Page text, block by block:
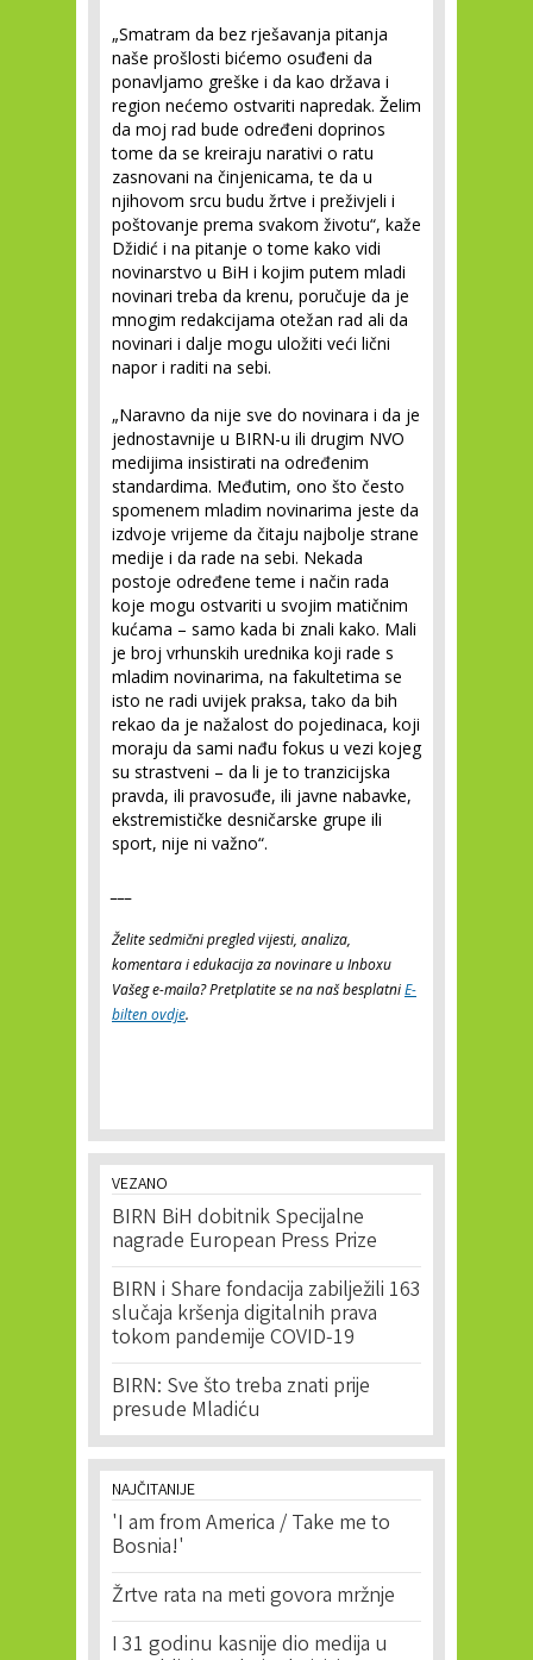
„Smatram da bez rješavanja pitanja
naše prošlosti bićemo osuđeni da
ponavljamo greške i da kao država i
region nećemo ostvariti napredak. Želim
da moj rad bude određeni doprinos
tome da se kreiraju narativi o ratu
zasnovani na činjenicama, te da u
njihovom srcu budu žrtve i preživjeli i
poštovanje prema svakom životu“, kaže
Džidić i na pitanje o tome kako vidi
novinarstvo u BiH i kojim putem mladi
novinari treba da krenu, poručuje da je
mnogim redakcijama otežan rad ali da
novinari i dalje mogu uložiti veći lični
napor i raditi na sebi.
„Naravno da nije sve do novinara i da je
jednostavnije u BIRN-u ili drugim NVO
medijima insistirati na određenim
standardima. Međutim, ono što često
spomenem mladim novinarima jeste da
izdvoje vrijeme da čitaju najbolje strane
medije i da rade na sebi. Nekada
postoje određene teme i način rada
koje mogu ostvariti u svojim matičnim
kućama – samo kada bi znali kako. Mali
je broj vrhunskih urednika koji rade s
mladim novinarima, na fakultetima se
isto ne radi uvijek praksa, tako da bih
rekao da je nažalost do pojedinaca, koji
moraju da sami nađu fokus u vezi kojeg
su strastveni – da li je to tranzicijska
pravda, ili pravosuđe, ili javne nabavke,
ekstremističke desničarske grupe ili
sport, nije ni važno“.
Želite sedmični pregled vijesti, analiza,
komentara i edukacija za novinare u Inboxu
Vašeg e-maila? Pretplatite se na naš besplatniE-
bilten ovdje.
VEZANO
BIRN BiH dobitnik Specijalne
nagrade European Press Prize
BIRN i Share fondacija zabilježili 163
slučaja kršenja digitalnih prava
tokom pandemije COVID-19
BIRN: Sve što treba znati prije
presude Mladiću
NAJČITANIJE
'I am from America / Take me to
Bosnia!'
Žrtve rata na meti govora mržnje
I 31 godinu kasnije dio medija u